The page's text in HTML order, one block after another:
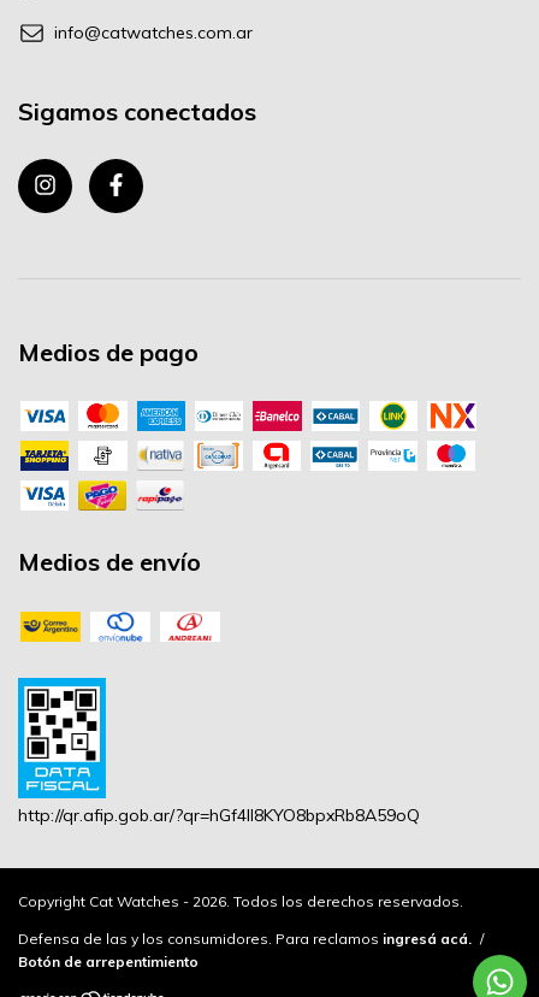
info@catwatches.com.ar
Sigamos conectados
Medios de pago
Medios de envío
http://qr.afip.gob.ar/?qr=hGf4lI8KYO8bpxRb8A59oQ
Copyright Cat Watches - 2026. Todos los derechos reservados.
Defensa de las y los consumidores. Para reclamos ingresá acá. /
Botón de arrepentimiento